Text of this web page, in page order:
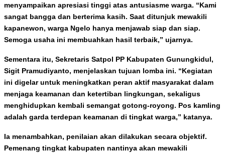
menyampaikan apresiasi tinggi atas antusiasme warga. “Kami
sangat bangga dan berterima kasih. Saat ditunjuk mewakili
kapanewon, warga Ngelo hanya menjawab siap dan siap.
Semoga usaha ini membuahkan hasil terbaik,” ujarnya.
Sementara itu, Sekretaris Satpol PP Kabupaten Gunungkidul,
Sigit Pramudiyanto, menjelaskan tujuan lomba ini. “Kegiatan
ini digelar untuk meningkatkan peran aktif masyarakat dalam
menjaga keamanan dan ketertiban lingkungan, sekaligus
menghidupkan kembali semangat gotong‑royong. Pos kamling
adalah garda terdepan keamanan di tingkat warga,” katanya.
Ia menambahkan, penilaian akan dilakukan secara objektif.
Pemenang tingkat kabupaten nantinya akan mewakili